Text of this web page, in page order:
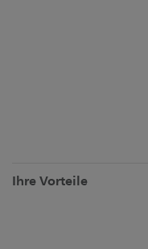
Ihre Vorteile